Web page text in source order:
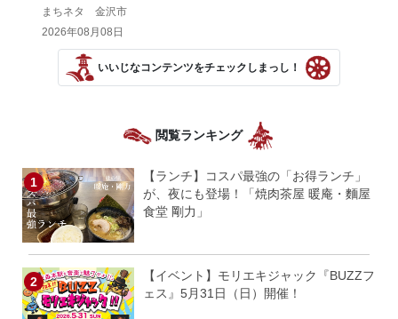
まちネタ 金沢市
2026年08月08日
いいじなコンテンツをチェックしまっし！
閲覧ランキング
【ランチ】コスパ最強の「お得ランチ」
が、夜にも登場！「焼肉茶屋 暖庵・麵屋
食堂 剛力」
【イベント】モリエキジャック『BUZZフ
ェス』5月31日（日）開催！